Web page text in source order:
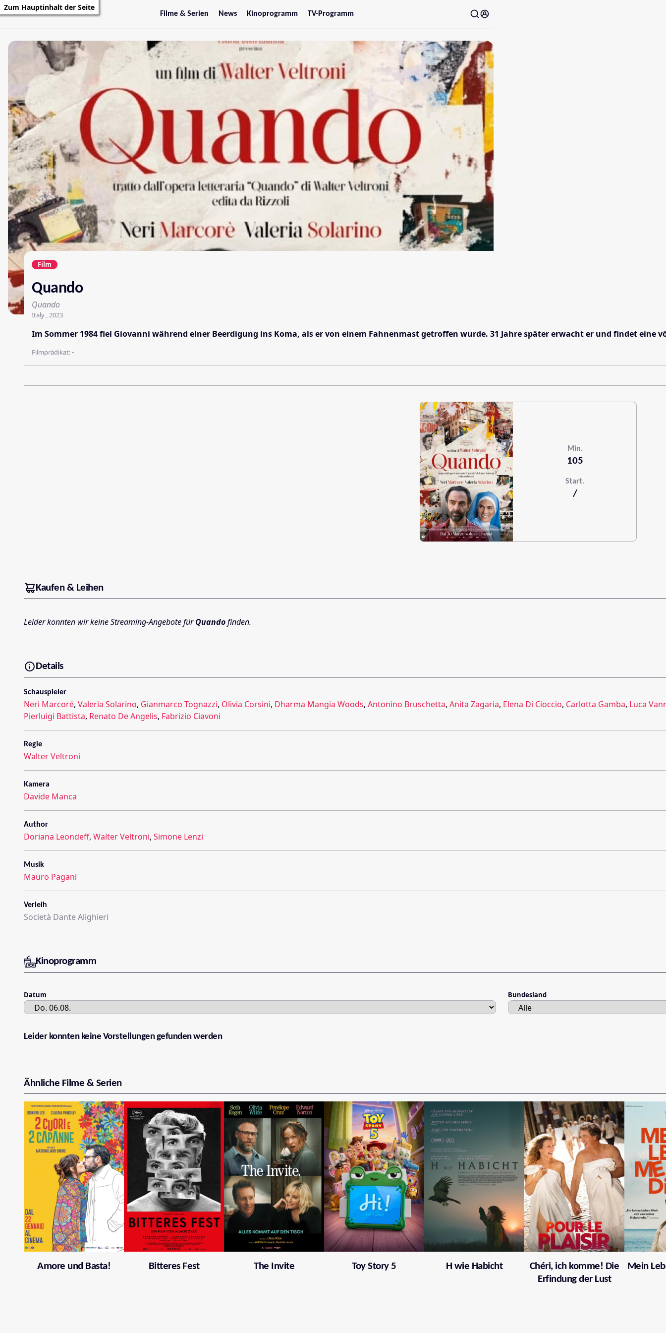
Zum Hauptinhalt der Seite
Filme & Serien
Trailer
Filmarchiv
Serienarchiv
News
Stars
Kinoprogramm
Jetzt im Kino
Wien
Oberösterreich
Steiermark
Tirol
Vorarlberg
TV-Programm
Film
Quando
Quando
Italy , 2023
Im Sommer 1984 fiel Giovanni während einer Beerdigung ins Koma, als er von einem Fahnenmast getroffen wurde. 31 Jahre später erwacht er und findet eine
Filmprädikat:-
Min.
105
Start.
/
Kaufen & Leihen
Leider konnten wir keine Streaming-Angebote fürQuandofinden.
Details
Schauspieler
Neri Marcoré, Valeria Solarino, Gianmarco Tognazzi, Olivia Corsini, Dharma Mangia Woods, Antonino Bruschetta, Anita Zagaria, Elena Di Cioccio, Carlotta Gamba, Luca
Pierluigi Battista, Renato De Angelis, Fabrizio Ciavoni
Regie
Walter Veltroni
Kamera
Davide Manca
Author
Doriana Leondeff, Walter Veltroni, Simone Lenzi
Musik
Mauro Pagani
Verleih
Società Dante Alighieri
Kinoprogramm
Datum Bundesland
Leider konnten keine Vorstellungen gefunden werden
Ähnliche Filme & Serien
Amore und Basta! Bitteres Fest The Invite Toy Story 5 H wie Habicht
Chéri, ich komme! Die
Erfindung der Lust
Mein